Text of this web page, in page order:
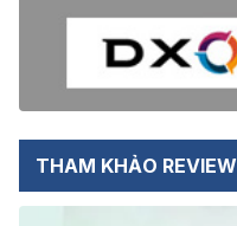
THAM KHẢO REVIEW